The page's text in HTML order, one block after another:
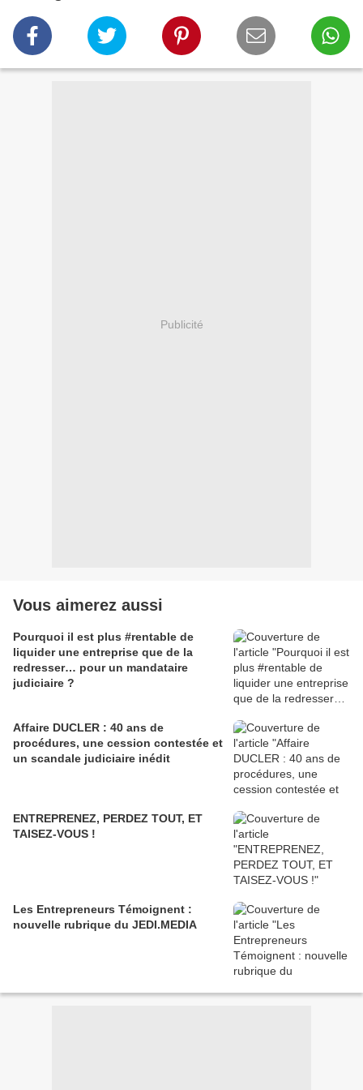
Publicité
Vous aimerez aussi
Pourquoi il est plus #rentable de
liquider une entreprise que de la
redresser… pour un mandataire
judiciaire ?
Affaire DUCLER : 40 ans de
procédures, une cession contestée et
un scandale judiciaire inédit
ENTREPRENEZ, PERDEZ TOUT, ET
TAISEZ-VOUS !
Les Entrepreneurs Témoignent :
nouvelle rubrique du JEDI.MEDIA